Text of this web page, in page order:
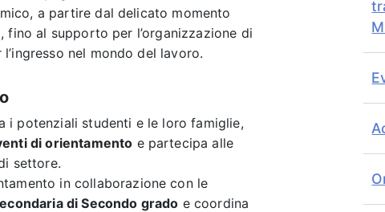
a partire dal delicato momento
fino al supporto per l’organizzazione di
nel mondo del lavoro.
i potenziali studenti e le loro famiglie,
di orientamento e partecipa alle
settore.
in collaborazione con le
di Secondo grado e coordina